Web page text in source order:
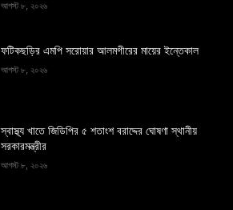
আগস্ট ৮, ২০২৬
ফটিকছড়ির এমপি সরোয়ার আলমগীরের মায়ের ইন্তেকাল
আগস্ট ৮, ২০২৬
স্বাস্থ্য খাতে জিডিপির ৫ শতাংশ বরাদ্দের ঘোষণা স্থানীয়
সরকারমন্ত্রীর
আগস্ট ৮, ২০২৬